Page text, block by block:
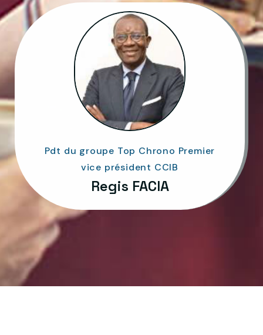
Pdt du groupe Top Chrono Premier
vice président CCIB
Regis FACIA